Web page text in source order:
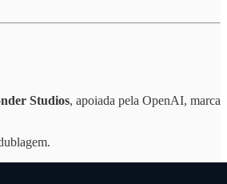
Studios, apoiada pela OpenAI, marca